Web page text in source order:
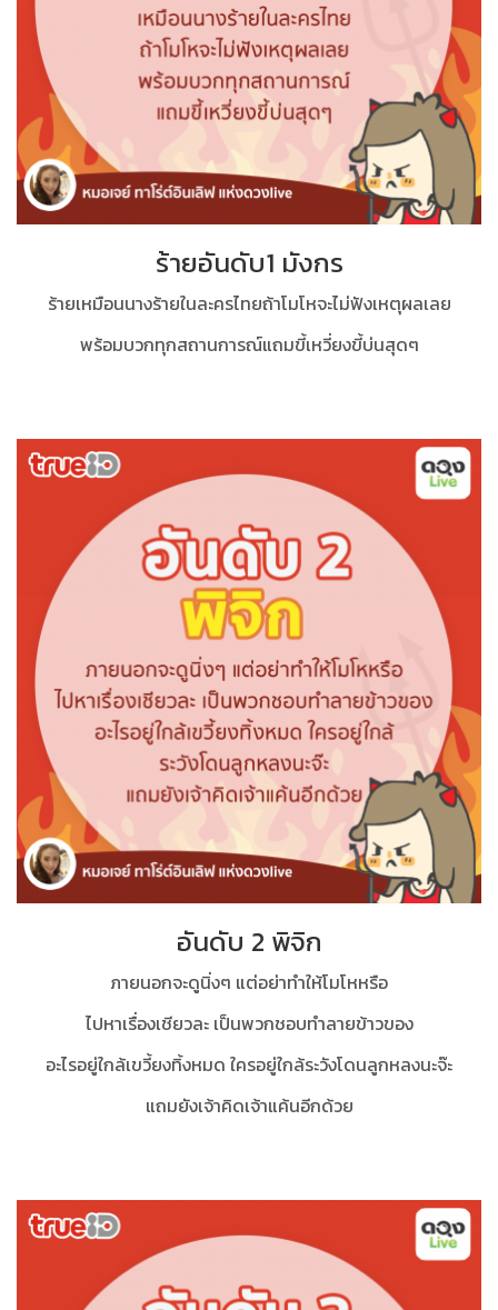
ร้ายอันดับ1 มังกร
ร้ายเหมือนนางร้ายในละครไทยถ้าโมโหจะไม่ฟังเหตุผลเลย
พร้อมบวกทุกสถานการณ์แถมขี้เหวี่ยงขี้บ่นสุดๆ
อันดับ 2 พิจิก
ภายนอกจะดูนิ่งๆ แต่อย่าทำให้โมโหหรือ
ไปหาเรื่องเชียวละ เป็นพวกชอบทำลายข้าวของ
อะไรอยู่ใกล้เขวี้ยงทิ้งหมด ใครอยู่ใกล้ระวังโดนลูกหลงนะจ๊ะ
แถมยังเจ้าคิดเจ้าแค้นอีกด้วย